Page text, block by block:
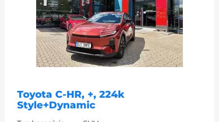
Toyota C-HR, +, 224k
Style+Dynamic